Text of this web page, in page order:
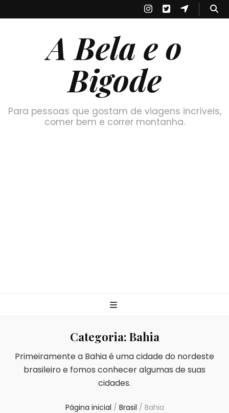
A Bela e o
Bigode
Para pessoas que gostam de viagens incríveis,
comer bem e correr montanha.
Categoria: Bahia
Primeiramente a Bahia é uma cidade do nordeste
brasileiro e fomos conhecer algumas de suas
cidades.
Página inicial / Brasil / Bahia